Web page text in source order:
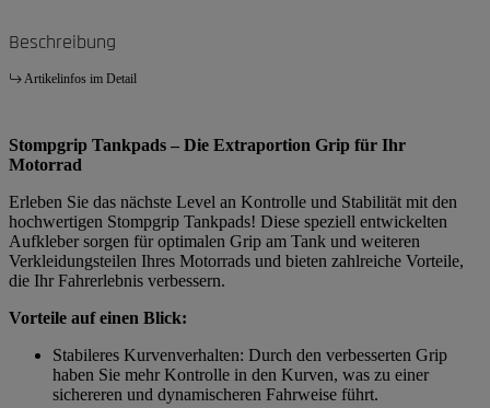
Beschreibung
Artikelinfos im Detail
Stompgrip Tankpads – Die Extraportion Grip für Ihr
Motorrad
Erleben Sie das nächste Level an Kontrolle und Stabilität mit den
hochwertigen Stompgrip Tankpads! Diese speziell entwickelten
Aufkleber sorgen für optimalen Grip am Tank und weiteren
Verkleidungsteilen Ihres Motorrads und bieten zahlreiche Vorteile,
die Ihr Fahrerlebnis verbessern.
Vorteile auf einen Blick:
Stabileres Kurvenverhalten: Durch den verbesserten Grip
haben Sie mehr Kontrolle in den Kurven, was zu einer
sichereren und dynamischeren Fahrweise führt.